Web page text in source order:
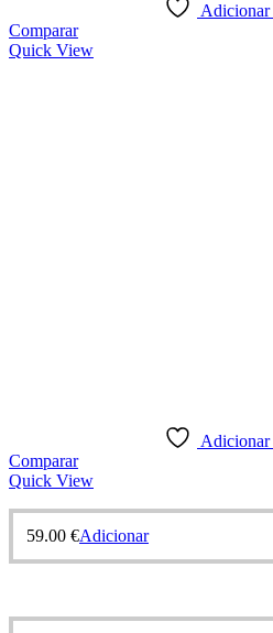
Comparar
Quick View
Comparar
Quick View
59.00 €Adicionar